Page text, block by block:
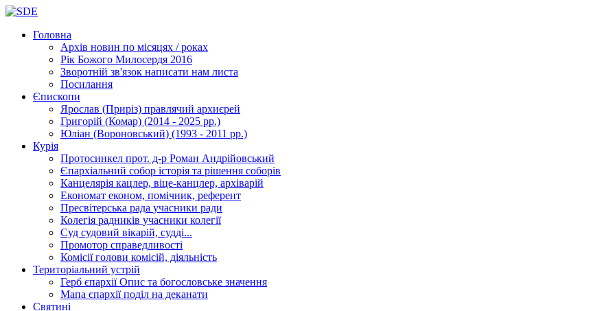
Головна
Архів новин по місяцях / роках
Рік Божого Милосердя 2016
Зворотній зв'язок написати нам листа
Посилання
Єпископи
Ярослав (Приріз) правлячий архиєрей
Григорій (Комар) (2014 - 2025 рр.)
Юліан (Вороновський) (1993 - 2011 рр.)
Курія
Протосинкел прот. д-р Роман Андрійовський
Єпархіальний собор історія та рішення соборів
Канцелярія кацлер, віце-канцлер, архіварій
Економат економ, помічник, референт
Пресвітерська рада учасники ради
Колегія радників учасники колегії
Суд судовий вікарій, судді...
Промотор справедливості
Комісіїголови комісій, діяльність
Територіальний устрій
Герб єпархіїОпис та богословське значення
Мапа єпархіїподіл на деканати
Святині